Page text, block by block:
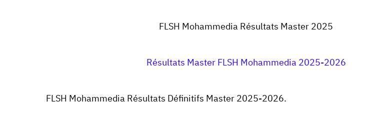
FLSH Mohammedia Résultats Master 2025
Résultats Master FLSH Mohammedia 2025-2026
FLSH Mohammedia Résultats Définitifs Master 2025-2026.